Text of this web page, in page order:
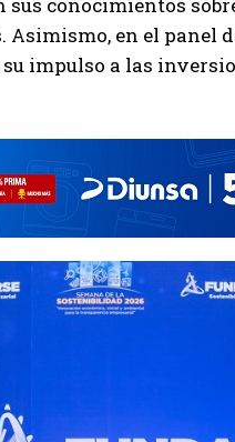
conocimientos
en el panel
impulso a las